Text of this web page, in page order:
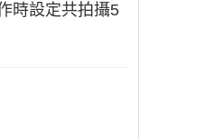
時設定共拍攝5